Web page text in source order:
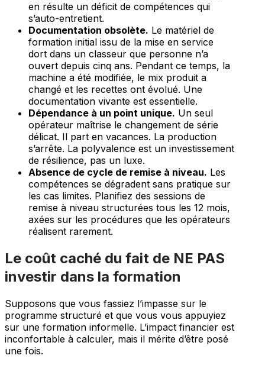
en résulte un déficit de compétences qui
s’auto-entretient.
Documentation obsolète. Le matériel de
formation initial issu de la mise en service
dort dans un classeur que personne n’a
ouvert depuis cinq ans. Pendant ce temps, la
machine a été modifiée, le mix produit a
changé et les recettes ont évolué. Une
documentation vivante est essentielle.
Dépendance à un point unique. Un seul
opérateur maîtrise le changement de série
délicat. Il part en vacances. La production
s’arrête. La polyvalence est un investissement
de résilience, pas un luxe.
Absence de cycle de remise à niveau. Les
compétences se dégradent sans pratique sur
les cas limites. Planifiez des sessions de
remise à niveau structurées tous les 12 mois,
axées sur les procédures que les opérateurs
réalisent rarement.
Le coût caché du fait de NE PAS
investir dans la formation
Supposons que vous fassiez l’impasse sur le
programme structuré et que vous vous appuyiez
sur une formation informelle. L’impact financier est
inconfortable à calculer, mais il mérite d’être posé
une fois.